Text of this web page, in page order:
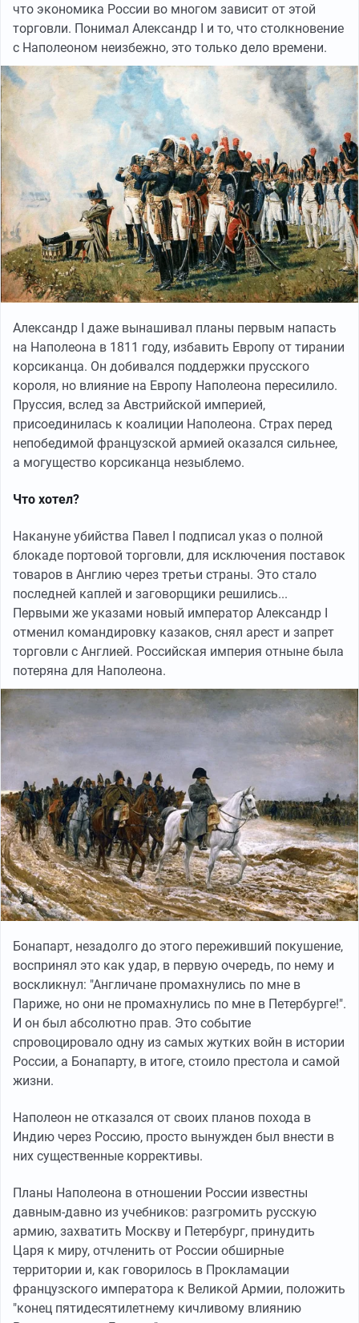
что экономика России во многом зависит от этой
торговли. Понимал Александр I и то, что столкновение
с Наполеоном неизбежно, это только дело времени.
Александр I даже вынашивал планы первым напасть
на Наполеона в 1811 году, избавить Европу от тирании
корсиканца. Он добивался поддержки прусского
короля, но влияние на Европу Наполеона пересилило.
Пруссия, вслед за Австрийской империей,
присоединилась к коалиции Наполеона. Страх перед
непобедимой французской армией оказался сильнее,
а могущество корсиканца незыблемо.
Что хотел?
Накануне убийства Павел I подписал указ о полной
блокаде портовой торговли, для исключения поставок
товаров в Англию через третьи страны. Это стало
последней каплей и заговорщики решились...
Первыми же указами новый император Александр I
отменил командировку казаков, снял арест и запрет
торговли с Англией. Российская империя отныне была
потеряна для Наполеона.
Бонапарт, незадолго до этого переживший покушение,
воспринял это как удар, в первую очередь, по нему и
воскликнул: "Англичане промахнулись по мне в
Париже, но они не промахнулись по мне в Петербурге!".
И он был абсолютно прав. Это событие
спровоцировало одну из самых жутких войн в истории
России, а Бонапарту, в итоге, стоило престола и самой
жизни.
Наполеон не отказался от своих планов похода в
Индию через Россию, просто вынужден был внести в
них существенные коррективы.
Планы Наполеона в отношении России известны
давным-давно из учебников: разгромить русскую
армию, захватить Москву и Петербург, принудить
Царя к миру, отчленить от России обширные
территории и, как говорилось в Прокламации
французского императора к Великой Армии, положить
"конец пятидесятилетнему кичливому влиянию